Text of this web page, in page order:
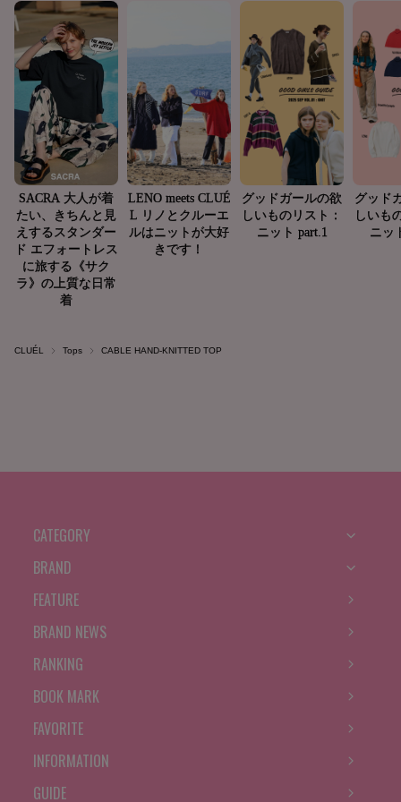
CLUÉL Tops CABLE HAND-KNITTED TOP
CATEGORY
BRAND
FEATURE
BRAND NEWS
RANKING
BOOK MARK
FAVORITE
INFORMATION
GUIDE